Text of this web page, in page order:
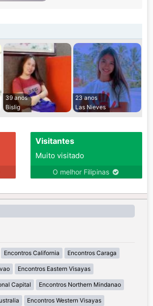
39 anos
Bislig
23 anos
Las Nieves
Visitantes
Muito visitado
O melhor Filipinas
Encontros California Encontros Caraga
Encontros Eastern Visayas
Capital Encontros Northern Mindanao
Encontros Western Visayas